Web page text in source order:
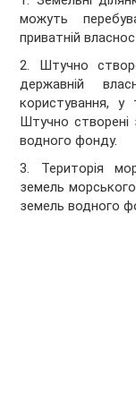
можуть
приватній
2. Штучно
державній
користування, у
Штучно створені
водного фонду.
3. Територія
земель
земель водного